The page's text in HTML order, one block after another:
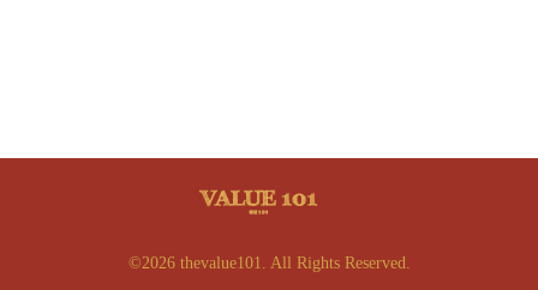
©2026 thevalue101. All Rights Reserved.